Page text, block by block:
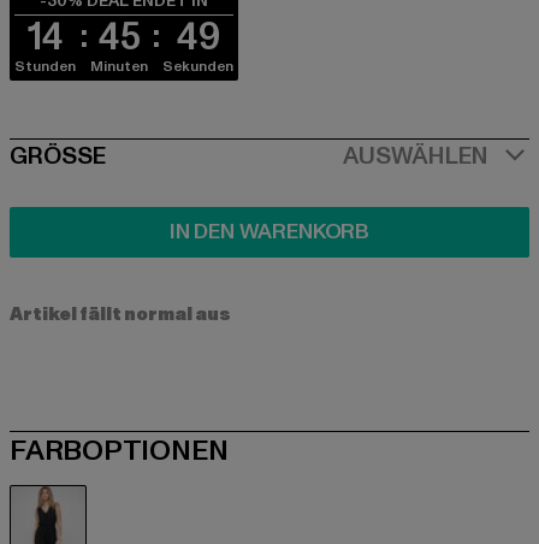
14
Stunden
45
Minuten
49
Sekunden
SIZE
GRÖSSE AUSWÄHLEN
IN DEN WARENKORB
Artikel fällt normal aus
FARBOPTIONEN